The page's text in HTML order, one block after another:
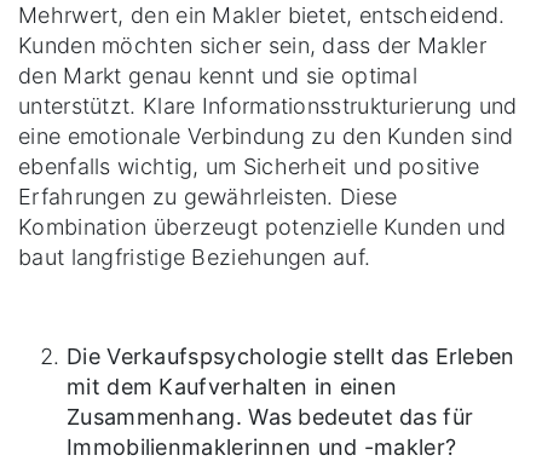
Mehrwert, den ein Makler bietet, entscheidend.
Kunden möchten sicher sein, dass der Makler
den Markt genau kennt und sie optimal
unterstützt. Klare Informationsstrukturierung und
eine emotionale Verbindung zu den Kunden sind
ebenfalls wichtig, um Sicherheit und positive
Erfahrungen zu gewährleisten. Diese
Kombination überzeugt potenzielle Kunden und
baut langfristige Beziehungen auf.
Die Verkaufspsychologie stellt das Erleben
mit dem Kaufverhalten in einen
Zusammenhang. Was bedeutet das für
Immobilienmaklerinnen und -makler?